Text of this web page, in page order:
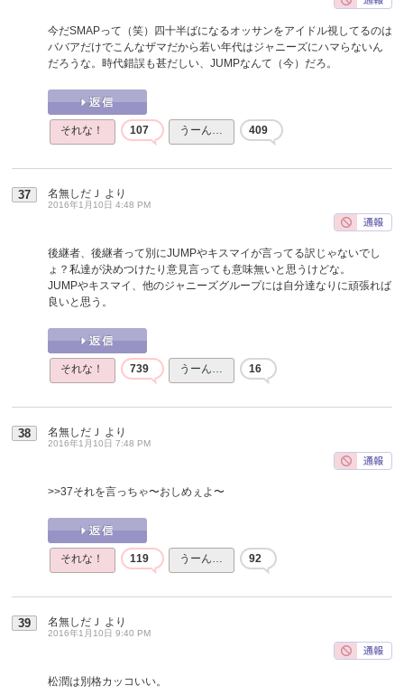
今だSMAPって（笑）四十半ばになるオッサンをアイドル視してるのは
ババアだけでこんなザマだから若い年代はジャニーズにハマらないん
だろうな。時代錯誤も甚だしい、JUMPなんて（今）だろ。
それな！ 107 うーん… 409
37 名無しだＪ より
2016年1月10日 4:48 PM
後継者、後継者って別にJUMPやキスマイが言ってる訳じゃないでし
ょ？私達が決めつけたり意見言っても意味無いと思うけどな。
JUMPやキスマイ、他のジャニーズグループには自分達なりに頑張れば
良いと思う。
それな！ 739 うーん… 16
38 名無しだＪ より
2016年1月10日 7:48 PM
>>37それを言っちゃ〜おしめぇよ〜
それな！ 119 うーん… 92
39 名無しだＪ より
2016年1月10日 9:40 PM
松潤は別格カッコいい。